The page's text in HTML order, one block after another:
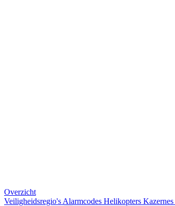
Overzicht
Veiligheidsregio's Alarmcodes Helikopters Kazernes